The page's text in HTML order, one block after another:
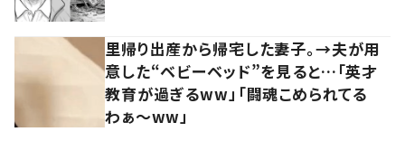
里帰り出産から帰宅した妻子。→夫が用
意した“ベビーベッド”を見ると…「英才
教育が過ぎるww」「闘魂こめられてる
わぁ～ww」